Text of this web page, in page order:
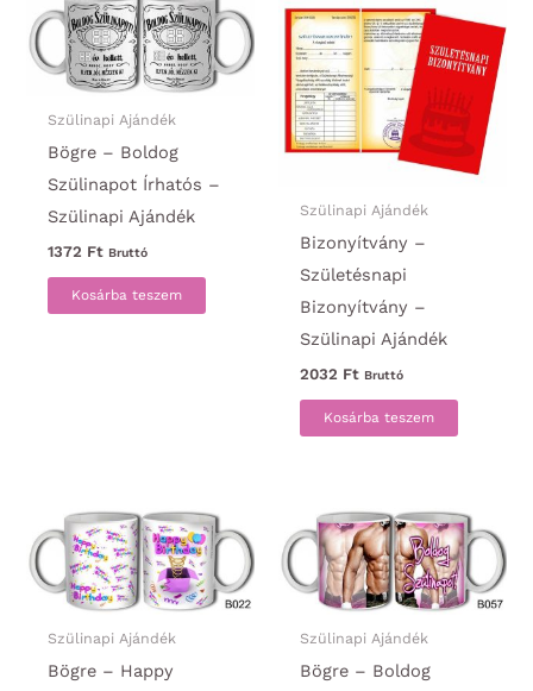
Szülinapi Ajándék
Bögre – Boldog
Szülinapot Írhatós –
Szülinapi Ajándék
1372 Ft Bruttó
Kosárba teszem
Szülinapi Ajándék
Bizonyítvány –
Születésnapi
Bizonyítvány –
Szülinapi Ajándék
2032 Ft Bruttó
Kosárba teszem
Szülinapi Ajándék
Bögre – Happy
Szülinapi Ajándék
Bögre – Boldog